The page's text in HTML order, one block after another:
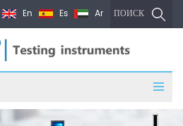
ПОИСК
En Es Ar